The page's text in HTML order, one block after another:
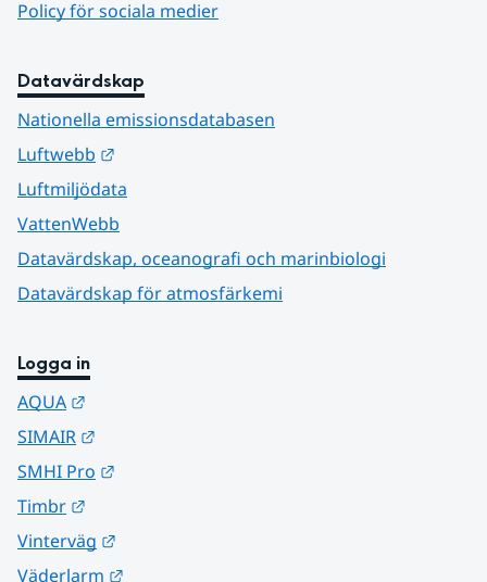
Policy för sociala medier
Datavärdskap
Nationella emissionsdatabasen
Luftwebb
Luftmiljödata
VattenWebb
Datavärdskap, oceanografi och marinbiologi
Datavärdskap för atmosfärkemi
Logga in
AQUA
SIMAIR
SMHI Pro
Timbr
Vinterväg
Väderlarm